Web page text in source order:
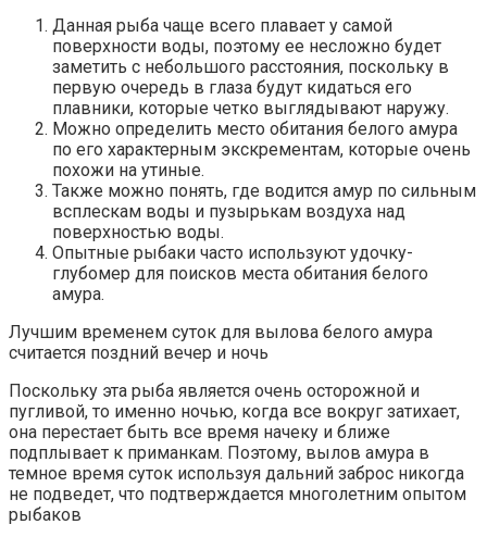
Данная рыба чаще всего плавает у самой
поверхности воды, поэтому ее несложно будет
заметить с небольшого расстояния, поскольку в
первую очередь в глаза будут кидаться его
плавники, которые четко выглядывают наружу.
Можно определить место обитания белого амура
по его характерным экскрементам, которые очень
похожи на утиные.
Также можно понять, где водится амур по сильным
всплескам воды и пузырькам воздуха над
поверхностью воды.
Опытные рыбаки часто используют удочку-
глубомер для поисков места обитания белого
амура.
Лучшим временем суток для вылова белого амура
считается поздний вечер и ночь
Поскольку эта рыба является очень осторожной и
пугливой, то именно ночью, когда все вокруг затихает,
она перестает быть все время начеку и ближе
подплывает к приманкам. Поэтому, вылов амура в
темное время суток используя дальний заброс никогда
не подведет, что подтверждается многолетним опытом
рыбаков